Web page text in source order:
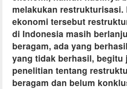
melakukan restrukturisasi.
ekonomi tersebut
di Indonesia masih
beragam, ada yang
yang tidak berhasil, begitu
penelitian tentang
beragam dan belum